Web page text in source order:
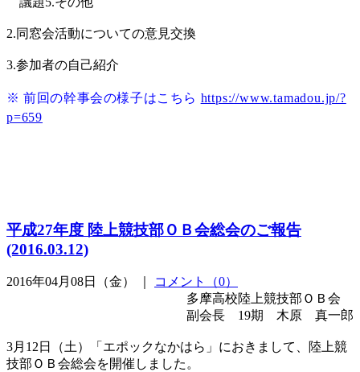
2.同窓会活動についての意見交換
3.参加者の自己紹介
※ 前回の幹事会の様子はこちら https://www.tamadou.jp/?
p=659
平成27年度 陸上競技部ＯＢ会総会のご報告
(2016.03.12)
2016年04月08日（金） ｜
コメント（0）
多摩高校陸上競技部ＯＢ会
副会長 19期 木原 真一郎
3月12日（土）「エポックなかはら」におきまして、陸上競
技部ＯＢ会総会を開催しました。